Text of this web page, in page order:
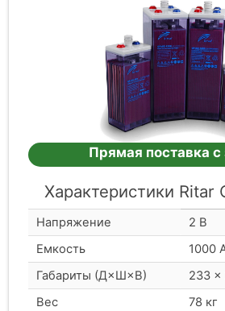
Прямая поставка с
Характеристики Ritar
Напряжение
2 В
Емкость
1000
Габариты (Д×Ш×В)
233 ×
Вес
78 кг